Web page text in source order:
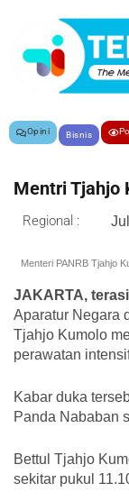
Opini Bisnis
Mentri Tjahjo
Regional :
Menteri PANRB Tjahjo
JAKARTA,
Aparatur Negara
Tjahjo Kumolo
perawatan
Kabar duka
Panda Nababan
Bettul Tjahjo
sekitar pukul